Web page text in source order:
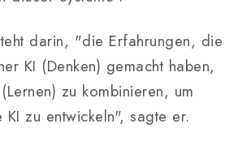
darin, "die Erfahrungen, die
KI (Denken) gemacht haben,
zu kombinieren, um
KI zu entwickeln", sagte er.